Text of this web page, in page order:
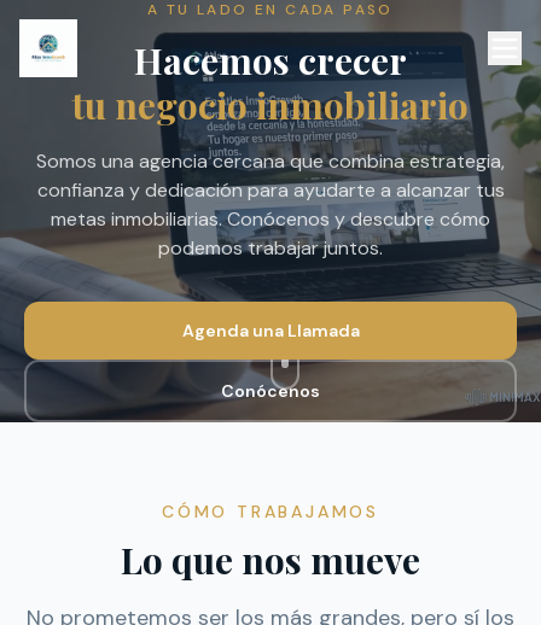
A TU LADO EN CADA PASO
Hacemos crecer
tu negocio inmobiliario
Somos una agencia cercana que combina estrategia,
confianza y dedicación para ayudarte a alcanzar tus
metas inmobiliarias. Conócenos y descubre cómo
podemos trabajar juntos.
Agenda una Llamada
Conócenos
CÓMO TRABAJAMOS
Lo que nos mueve
No prometemos ser los más grandes, pero sí los